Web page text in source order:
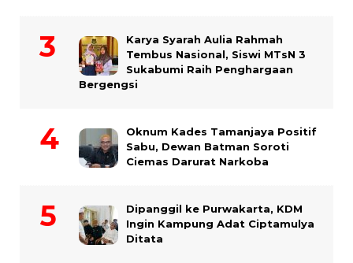
Karya Syarah Aulia Rahmah
Tembus Nasional, Siswi MTsN 3
Sukabumi Raih Penghargaan
Bergengsi
Oknum Kades Tamanjaya Positif
Sabu, Dewan Batman Soroti
Ciemas Darurat Narkoba
Dipanggil ke Purwakarta, KDM
Ingin Kampung Adat Ciptamulya
Ditata